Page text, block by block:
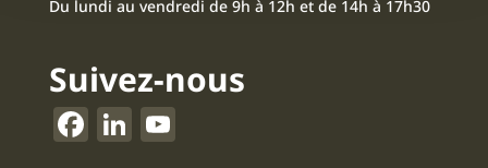
Du lundi au vendredi de 9h à 12h et de 14h à 17h30
Suivez-nous
F Li Y